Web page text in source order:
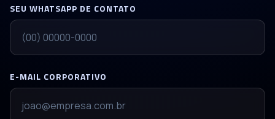
SEU WHATSAPP DE CONTATO
E-MAIL CORPORATIVO